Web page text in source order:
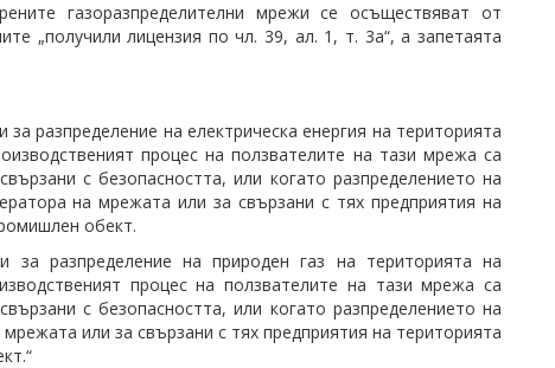
газоразпределителни мрежи се осъществяват от
„получили лицензия по чл. 39, ал. 1, т. 3а“, а запетаята
разпределение на електрическа енергия на територията
процес на ползвателите на тази мрежа са
с безопасността, или когато разпределението на
на мрежата или за свързани с тях предприятия на
обект.
за разпределение на природен газ на територията на
процес на ползвателите на тази мрежа са
с безопасността, или когато разпределението на
или за свързани с тях предприятия на територията